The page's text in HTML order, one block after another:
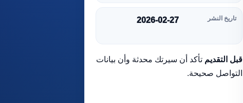
تاريخ النشر 2026-02-27
قبل التقديم تأكد أن سيرتك محدثة وأن بيانات
التواصل صحيحة.